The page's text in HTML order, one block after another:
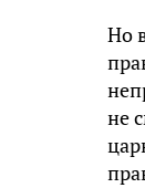
Но
не